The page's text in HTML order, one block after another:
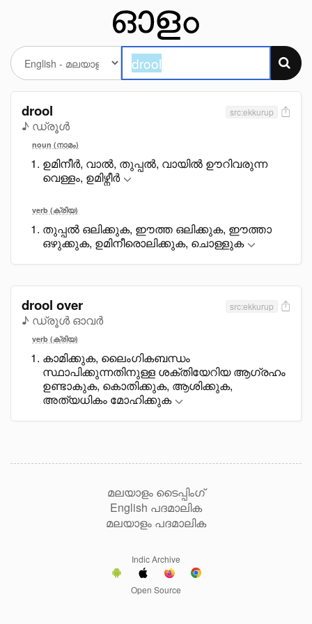
drool
♪ ഡ്രൂൾ
src:ekkurup
noun (നാമം)
ഉമിനീർ, വാൽ, തുപ്പൽ, വായിൽ ഊറിവരുന്ന
വെള്ളം, ഉമിഴ്നീർ
verb (ക്രിയ)
തുപ്പൽ ഒലിക്കുക, ഈത്ത ഒലിക്കുക, ഈത്താ
ഒഴുക്കുക, ഉമിനീരൊലിക്കുക, ചൊള്ളുക
drool over
♪ ഡ്രൂൾ ഓവർ
src:ekkurup
verb (ക്രിയ)
കാമിക്കുക, ലെെംഗികബന്ധം
സ്ഥാപിക്കുന്നതിനുള്ള ശക്തിയേറിയ ആഗ്രഹം
ഉണ്ടാകുക, കൊതിക്കുക, ആശിക്കുക,
അത്യധികം മോഹിക്കുക
മലയാളം ടൈപ്പിംഗ്
English പദമാലിക
മലയാളം പദമാലിക
Indic Archive
Open Source